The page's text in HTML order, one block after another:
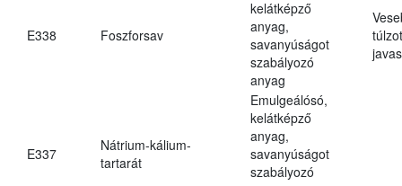
E338 Foszforsav
kelátképző
anyag,
savanyúságot
szabályozó
anyag
E337
Nátrium-kálium-
tartarát
Emulgeálósó,
kelátképző
anyag,
savanyúságot
szabályozó